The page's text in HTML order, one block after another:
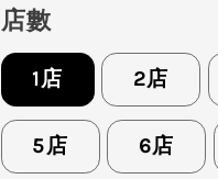
店數
1店 2店
5店 6店